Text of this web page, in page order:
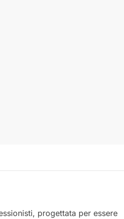
progettata per essere